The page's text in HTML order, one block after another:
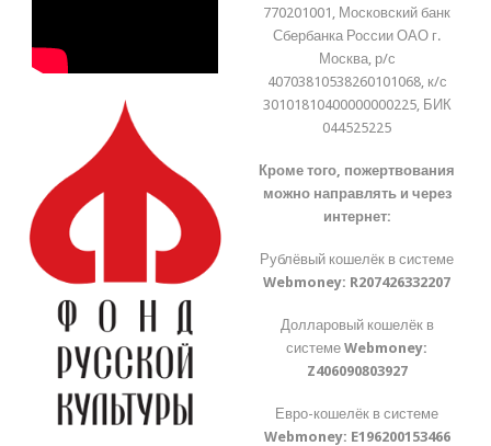
770201001, Московский банк
Сбербанка России ОАО г.
Москва, р/с
40703810538260101068, к/с
30101810400000000225, БИК
044525225
Кроме того, пожертвования
можно направлять и через
интернет:
Рублёвый кошелёк в системе
Webmoney: R207426332207
Долларовый кошелёк в
системеWebmoney:
Z406090803927
Евро-кошелёк в системе
Webmoney: E196200153466